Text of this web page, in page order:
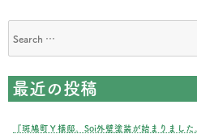
最近の投稿
『斑鳩町Ｙ様邸。Soi外壁塗装が始まりました